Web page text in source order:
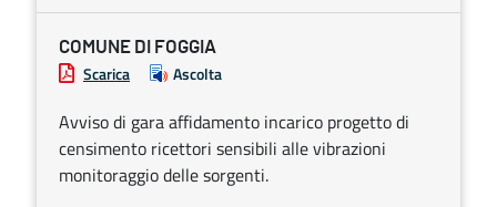
COMUNE DI FOGGIA
Scarica Ascolta
Avviso di gara affidamento incarico progetto di
censimento ricettori sensibili alle vibrazioni
monitoraggio delle sorgenti.